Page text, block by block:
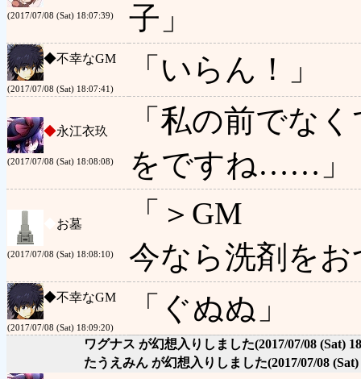
(2017/07/08 (Sat) 18:07:39)
子」
◆不幸なGM
(2017/07/08 (Sat) 18:07:41)
「いらん！」
◆永江衣玖
(2017/07/08 (Sat) 18:08:08)
「私の前でな
をですね……」
お墓
(2017/07/08 (Sat) 18:08:10)
「＞GM
今なら洗剤を
◆不幸なGM
(2017/07/08 (Sat) 18:09:20)
「ぐぬぬ」
ワグナス が幻想入りしました(2017/07/08 (Sat)
たうえみん が幻想入りしました(2017/07/08